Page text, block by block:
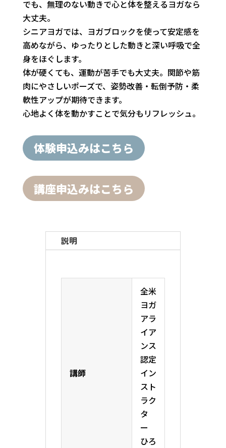
でも、無理のない動きで心と体を整えるヨガなら
大丈夫。
シニアヨガでは、ヨガブロックを使って安定感を
高めながら、ゆったりとした動きと深い呼吸で全
身をほぐします。
体が硬くても、運動が苦手でも大丈夫。関節や筋
肉にやさしいポーズで、姿勢改善・転倒予防・柔
軟性アップが期待できます。
心地よく体を動かすことで気分もリフレッシュ。
体験申込みはこちら
講座申込みはこちら
説明
講師
全米
ヨガ
アラ
イア
ンス
認定
イン
スト
ラク
タ
ー
ひろ